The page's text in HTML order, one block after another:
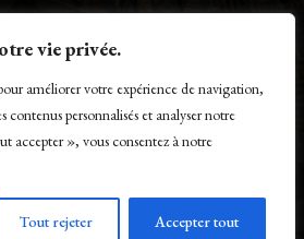
vie privée.
améliorer votre expérience de navigation,
contenus personnalisés et analyser notre
accepter », vous consentez à notre
Tout rejeter Accepter tout
of IT – www.m-o-i.fr